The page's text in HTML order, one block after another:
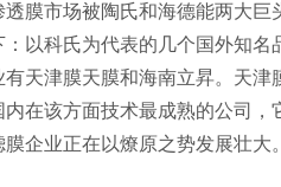
市场被陶氏和海德能两大巨
：以科氏为代表的几个国外知
有天津膜天膜和海南立昇。天
内在该方面技术最成熟的公司
膜企业正在以燎原之势发展壮大。